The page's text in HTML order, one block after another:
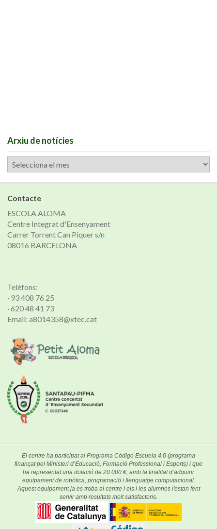
Arxiu de notícies
Arxiu
de
notícies
Contacte
ESCOLA ALOMA
Centre Integrat d'Ensenyament
Carrer Torrent Can Piquer s/n
08016 BARCELONA
Telèfons:
· 93 408 76 25
· 620 48 41 73
Email: a8014358@xtec.cat
El centre ha participat al Programa Código Escuela 4.0 (programa
finançat pel Ministeri d’Educació, Formació Professional i Esports) i que
ha representat una dotació de 20.000 €, amb la finalitat d’adquirir
equipament de robòtica, programació i llenguatge computacional.
Aquest equipament ja es troba al centre i els i les alumnes l'estan fent
servir amb resultats molt satisfactoris.